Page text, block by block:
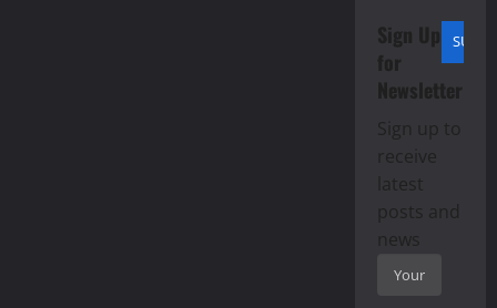
Sign Up
for
Newsletter
Sign up to
receive
latest
posts and
news